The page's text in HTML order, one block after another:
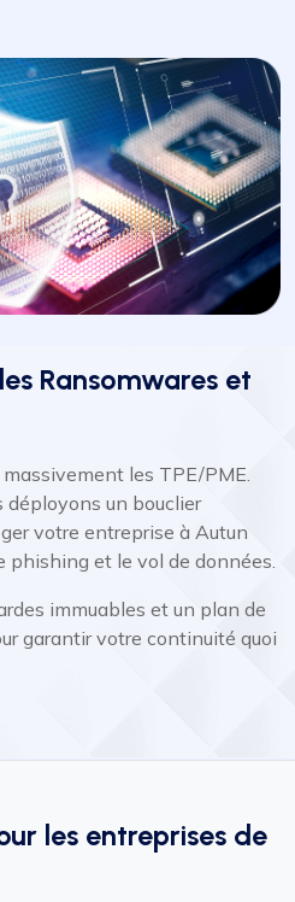
Ransomwares et
les TPE/PME.
déployons un bouclier
votre entreprise à Autun
phishing et le vol de données.
immuables et un plan de
garantir votre continuité quoi
les entreprises de